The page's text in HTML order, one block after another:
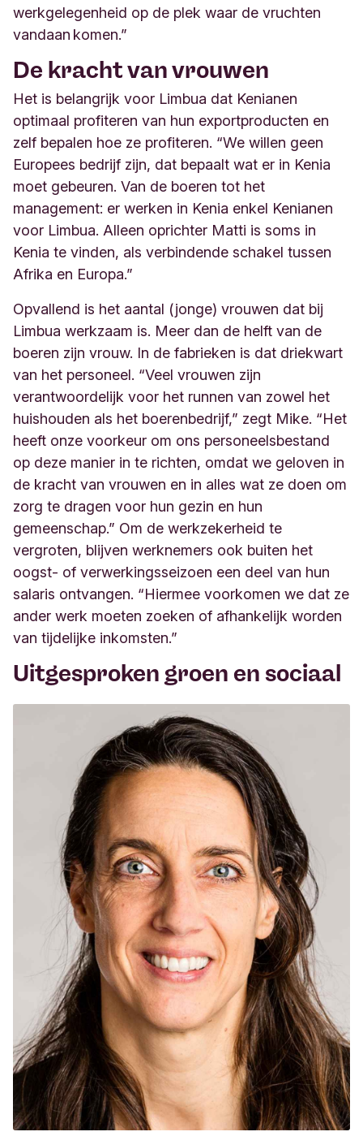
werkgelegenheid op de plek waar de vruchten
vandaan komen.”
De kracht van vrouwen
Het is belangrijk voor Limbua dat Kenianen
optimaal profiteren van hun exportproducten en
zelf bepalen hoe ze profiteren. “We willen geen
Europees bedrijf zijn, dat bepaalt wat er in Kenia
moet gebeuren. Van de boeren tot het
management: er werken in Kenia enkel Kenianen
voor Limbua. Alleen oprichter Matti is soms in
Kenia te vinden, als verbindende schakel tussen
Afrika en Europa.”
Opvallend is het aantal (jonge) vrouwen dat bij
Limbua werkzaam is. Meer dan de helft van de
boeren zijn vrouw. In de fabrieken is dat driekwart
van het personeel. “Veel vrouwen zijn
verantwoordelijk voor het runnen van zowel het
huishouden als het boerenbedrijf,” zegt Mike. “Het
heeft onze voorkeur om ons personeelsbestand
op deze manier in te richten, omdat we geloven in
de kracht van vrouwen en in alles wat ze doen om
zorg te dragen voor hun gezin en hun
gemeenschap.” Om de werkzekerheid te
vergroten, blijven werknemers ook buiten het
oogst- of verwerkingsseizoen een deel van hun
salaris ontvangen. “Hiermee voorkomen we dat ze
ander werk moeten zoeken of afhankelijk worden
van tijdelijke inkomsten.”
Uitgesproken groen en sociaal